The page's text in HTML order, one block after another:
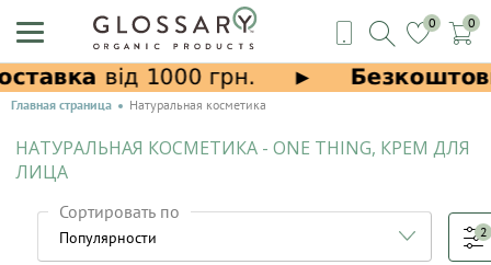
0 0
Главная страница Натуральная косметика
НАТУРАЛЬНАЯ КОСМЕТИКА - ONE THING, КРЕМ ДЛЯ
ЛИЦА
Сортировать по
2